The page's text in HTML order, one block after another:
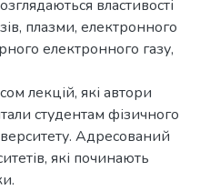
властивості
плазми, електронного
електронного газу,
лекцій, які автори
студентам фізичного
Адресований
які починають